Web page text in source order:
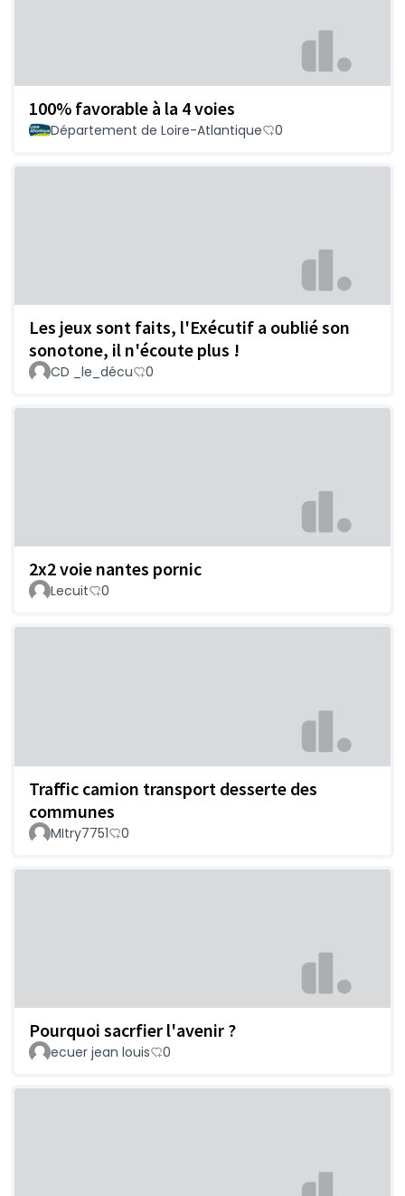
100% favorable à la 4 voies
Département de Loire-Atlantique 0
Les jeux sont faits, l'Exécutif a oublié son
sonotone, il n'écoute plus !
CD _le_décu 0
2x2 voie nantes pornic
Lecuit 0
Traffic camion transport desserte des
communes
MItry7751 0
Pourquoi sacrfier l'avenir ?
ecuer jean louis 0